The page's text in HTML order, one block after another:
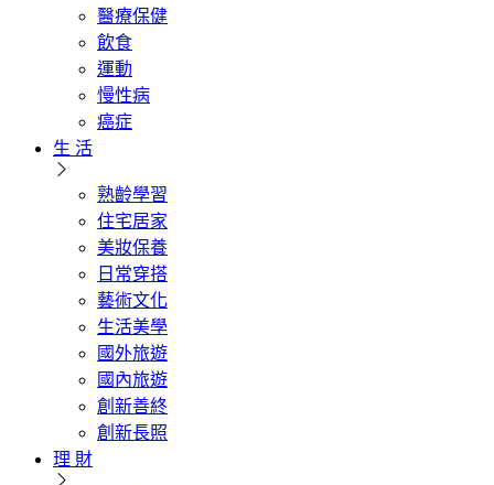
醫療保健
飲食
運動
慢性病
癌症
生 活
熟齡學習
住宅居家
美妝保養
日常穿搭
藝術文化
生活美學
國外旅遊
國內旅遊
創新善終
創新長照
理 財